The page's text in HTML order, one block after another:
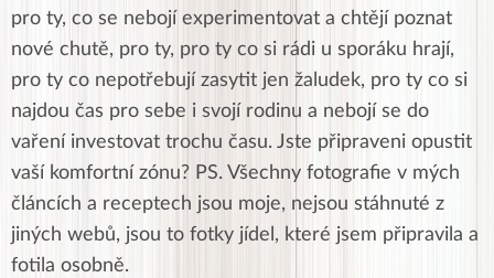
pro ty, co se nebojí experimentovat a chtějí poznat
nové chutě, pro ty, pro ty co si rádi u sporáku hrají,
pro ty co nepotřebují zasytit jen žaludek, pro ty co si
najdou čas pro sebe i svojí rodinu a nebojí se do
vaření investovat trochu času. Jste připraveni opustit
vaší komfortní zónu? PS. Všechny fotografie v mých
článcích a receptech jsou moje, nejsou stáhnuté z
jiných webů, jsou to fotky jídel, které jsem připravila a
fotila osobně.